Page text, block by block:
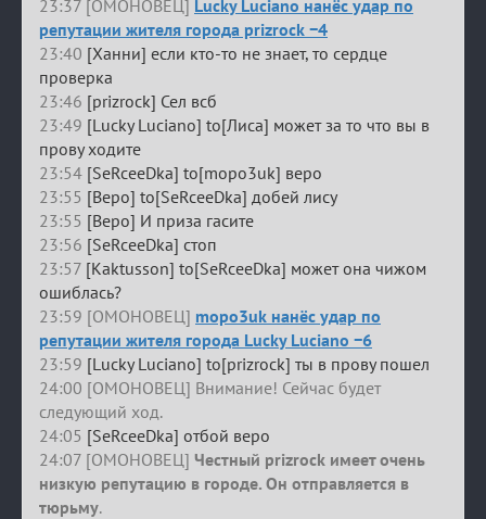
23:37 [ОМОНОВЕЦ] Lucky Luciano нанёс удар по
репутации жителя города prizrock −4
23:40 [Ханни] если кто-то не знает, то сердце
проверка
23:46 [prizrock] Сел всб
23:49 [Lucky Luciano] to[Лиса] может за то что вы в
прову ходите
23:54 [SeRceeDka] to[mopo3uk] веро
23:55 [Веро] to[SeRceeDka] добей лису
23:55 [Веро] И приза гасите
23:56 [SeRceeDka] стоп
23:57 [Kaktusson] to[SeRceeDka] может она чижом
ошиблась?
23:59 [ОМОНОВЕЦ] mopo3uk нанёс удар по
репутации жителя города Lucky Luciano −6
23:59 [Lucky Luciano] to[prizrock] ты в прову пошел
24:00 [ОМОНОВЕЦ] Внимание! Сейчас будет
следующий ход.
24:05 [SeRceeDka] отбой веро
24:07 [ОМОНОВЕЦ] Честный prizrock имеет очень
низкую репутацию в городе. Он отправляется в
тюрьму.